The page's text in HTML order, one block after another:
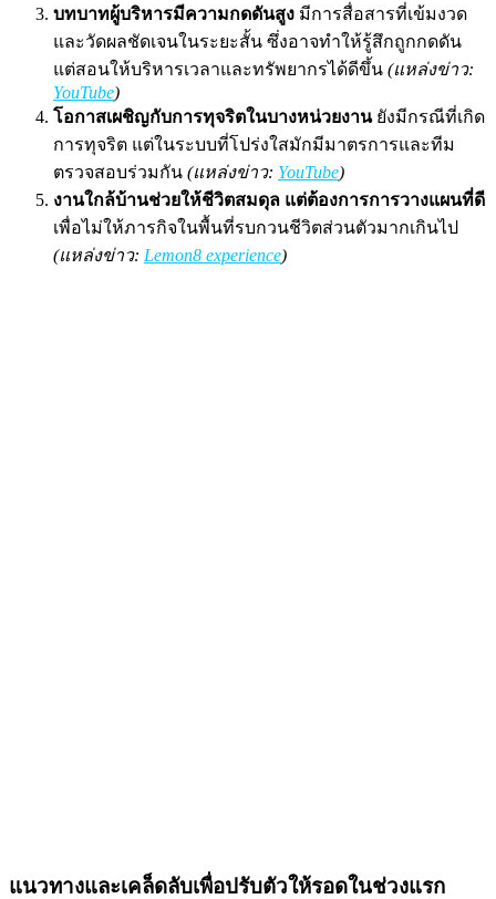
บทบาทผู้บริหารมีความกดดันสูง มีการสื่อสารที่เข้มงวด
และวัดผลชัดเจนในระยะสั้น ซึ่งอาจทำให้รู้สึกถูกกดดัน
แต่สอนให้บริหารเวลาและทรัพยากรได้ดีขึ้น (แหล่งข่าว:
YouTube)
โอกาสเผชิญกับการทุจริตในบางหน่วยงานยังมีกรณีที่เกิด
การทุจริต แต่ในระบบที่โปร่งใสมักมีมาตรการและทีม
ตรวจสอบร่วมกัน (แหล่งข่าว: YouTube)
งานใกล้บ้านช่วยให้ชีวิตสมดุล แต่ต้องการการวางแผนที่ดี
เพื่อไม่ให้ภารกิจในพื้นที่รบกวนชีวิตส่วนตัวมากเกินไป
(แหล่งข่าว: Lemon8 experience)
แนวทางและเคล็ดลับเพื่อปรับตัวให้รอดในช่วงแรก